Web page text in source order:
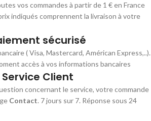
vos commandes à partir de 1 € en France
indiqués comprennent la livraison à votre
sécurisé
( Visa, Mastercard, Américan Express,..).
accès à vos informations bancaires
Service Client
concernant le service, votre commande
Contact. 7 jours sur 7. Réponse sous 24